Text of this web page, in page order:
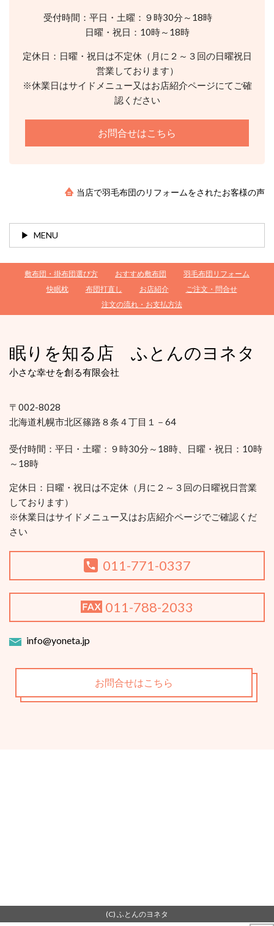
受付時間：平日・土曜：９時30分～18時
日曜・祝日：10時～18時
定休日：日曜・祝日は不定休（月に２～３回の日曜祝日
営業しております）
※休業日はサイドメニュー又はお店紹介ページにてご確
認ください
お問合せはこちら
当店で羽毛布団のリフォームをされたお客様の声
MENU
敷布団・掛布団選び方 おすすめ敷布団
羽毛布団リフォーム
快眠枕
布団打直し お店紹介
ご注文・問合せ
注文の流れ・お支払方法
眠りを知る店 ふとんのヨネタ
小さな幸せを創る有限会社
〒002-8028
北海道札幌市北区篠路８条４丁目１－64
受付時間：平日・土曜：９時30分～18時、日曜・祝日：10時
～18時
定休日： 日曜・祝日は不定休（月に２～３回の日曜祝日営業
しております）
※休業日はサイドメニュー又はお店紹介ページでご確認くだ
さい
011-771-0337
011-788-2033
info@yoneta.jp
お問合せはこちら
(C) ふとんのヨネタ